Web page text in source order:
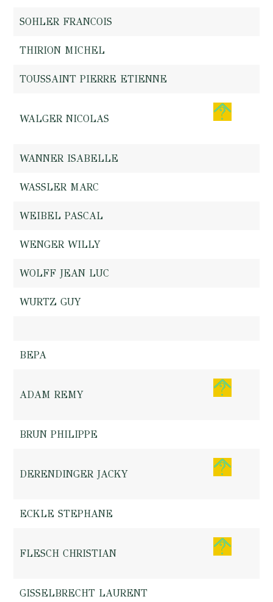
SOHLER FRANCOIS
THIRION MICHEL
TOUSSAINT PIERRE ETIENNE
WALGER NICOLAS
WANNER ISABELLE
WASSLER MARC
WEIBEL PASCAL
WENGER WILLY
WOLFF JEAN LUC
WURTZ GUY
BEPA
ADAM REMY
BRUN PHILIPPE
DERENDINGER JACKY
ECKLE STEPHANE
FLESCH CHRISTIAN
GISSELBRECHT LAURENT